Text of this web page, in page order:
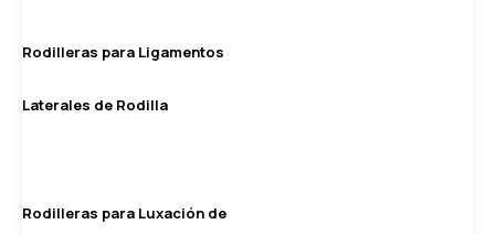
Rodilleras para Ligamentos
Laterales de Rodilla
Rodilleras para Luxación de